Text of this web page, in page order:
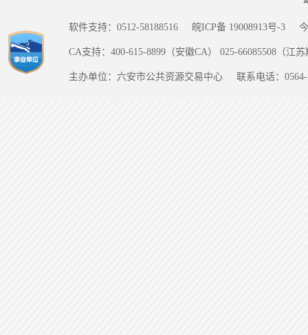
软件支持：0512-58188516 皖ICP备 19008913号-3
CA支持：400-615-8899（安徽CA） 025-66085508（江
主办单位：六安市公共资源交易中心 联系电话：0564-